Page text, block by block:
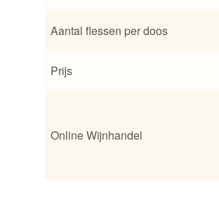
Aantal flessen per doos
Prijs
Online Wijnhandel